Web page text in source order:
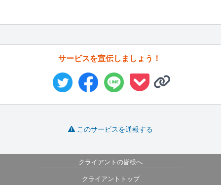
サービスを宣伝しましょう！
このサービスを通報する
クライアントの皆様へ
クライアントトップ